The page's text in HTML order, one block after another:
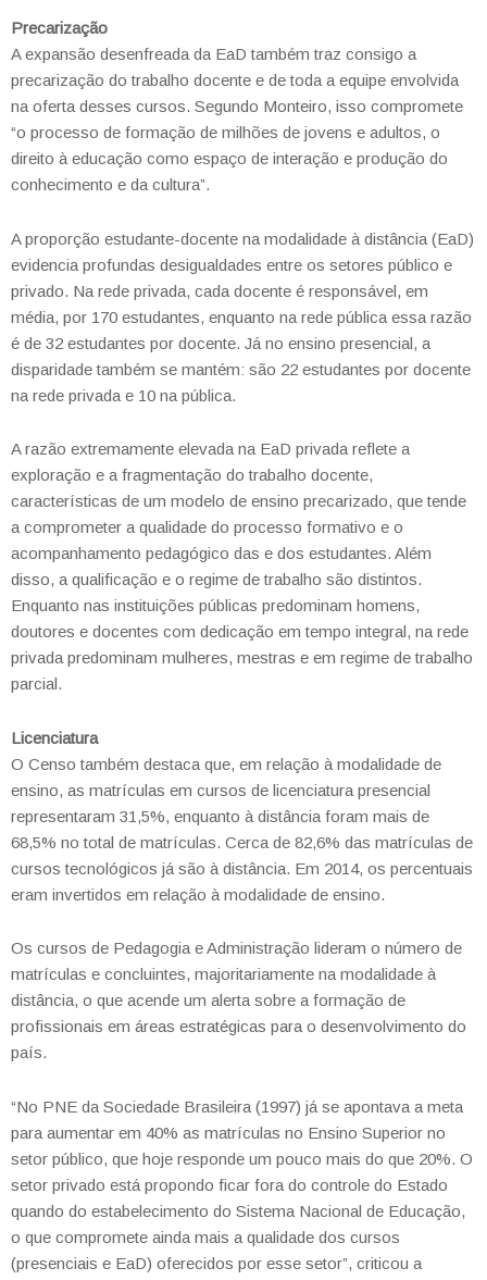
Precarização
A expansão desenfreada da EaD também traz consigo a
precarização do trabalho docente e de toda a equipe envolvida
na oferta desses cursos. Segundo Monteiro, isso compromete
“o processo de formação de milhões de jovens e adultos, o
direito à educação como espaço de interação e produção do
conhecimento e da cultura”.
A proporção estudante-docente na modalidade à distância (EaD)
evidencia profundas desigualdades entre os setores público e
privado. Na rede privada, cada docente é responsável, em
média, por 170 estudantes, enquanto na rede pública essa razão
é de 32 estudantes por docente. Já no ensino presencial, a
disparidade também se mantém: são 22 estudantes por docente
na rede privada e 10 na pública.
A razão extremamente elevada na EaD privada reflete a
exploração e a fragmentação do trabalho docente,
características de um modelo de ensino precarizado, que tende
a comprometer a qualidade do processo formativo e o
acompanhamento pedagógico das e dos estudantes. Além
disso, a qualificação e o regime de trabalho são distintos.
Enquanto nas instituições públicas predominam homens,
doutores e docentes com dedicação em tempo integral, na rede
privada predominam mulheres, mestras e em regime de trabalho
parcial.
Licenciatura
O Censo também destaca que, em relação à modalidade de
ensino, as matrículas em cursos de licenciatura presencial
representaram 31,5%, enquanto à distância foram mais de
68,5% no total de matrículas. Cerca de 82,6% das matrículas de
cursos tecnológicos já são à distância. Em 2014, os percentuais
eram invertidos em relação à modalidade de ensino.
Os cursos de Pedagogia e Administração lideram o número de
matrículas e concluintes, majoritariamente na modalidade à
distância, o que acende um alerta sobre a formação de
profissionais em áreas estratégicas para o desenvolvimento do
país.
“No PNE da Sociedade Brasileira (1997) já se apontava a meta
para aumentar em 40% as matrículas no Ensino Superior no
setor público, que hoje responde um pouco mais do que 20%. O
setor privado está propondo ficar fora do controle do Estado
quando do estabelecimento do Sistema Nacional de Educação,
o que compromete ainda mais a qualidade dos cursos
(presenciais e EaD) oferecidos por esse setor”, criticou a